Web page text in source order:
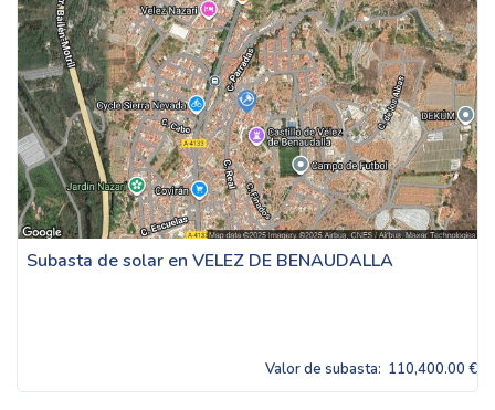
Subasta de solar en VELEZ DE BENAUDALLA
Valor de subasta: 110,400.00 €